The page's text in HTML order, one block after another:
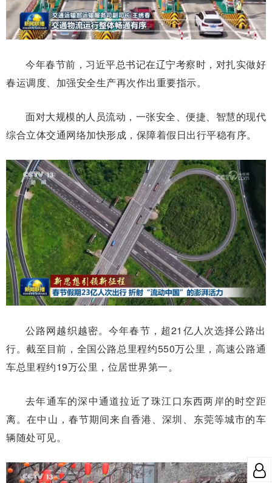
今年春节前，习近平总书记在辽宁考察时，对扎实做好
春运调度、加强安全生产再次作出重要指示。
面对大规模的人员流动，一张安全、便捷、智慧的现代
综合立体交通网络加快形成，保障着假日出行平稳有序。
公路网越织越密。今年春节，超21亿人次选择公路出
行。截至目前，全国公路总里程约550万公里，高速公路通
车总里程约19万公里，位居世界第一。
去年通车的深中通道拉近了珠江口东西两岸的时空距
离。在中山，春节期间来自香港、深圳、东莞等城市的车
辆随处可见。